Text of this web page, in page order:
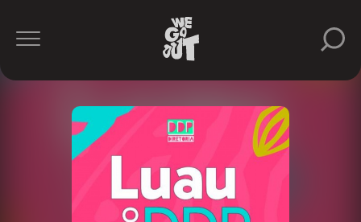
Fishfire https://www.instagram.com/fishfireideas/